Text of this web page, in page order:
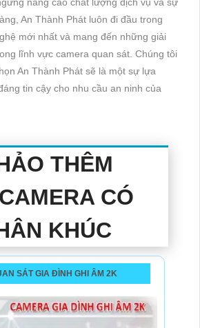
An Thành Phát luôn đi đầu trong
mới nhất và mang đến những giải
lĩnh vực camera quan sát. Chúng tôi
An Thành Phát sẽ là một sự lựa
tin cậy cho nhu cầu an ninh của
THÊM
CÓ
KHÚC
SÁT GIA ĐÌNH GHI ÂM 2K